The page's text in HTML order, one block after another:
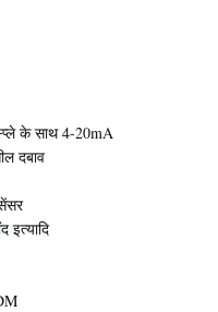
के साथ 4-20mA
दबाव
इत्यादि